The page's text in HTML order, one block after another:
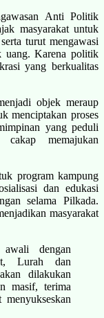
Anti Politik
masyarakat untuk
turut mengawasi
uang. Karena politik
yang berkualitas
objek meraup
menciptakan proses
yang peduli
cakap memajukan
program kampung
dan edukasi
selama Pilkada.
masyarakat
awali dengan
Lurah dan
dilakukan
masif, terima